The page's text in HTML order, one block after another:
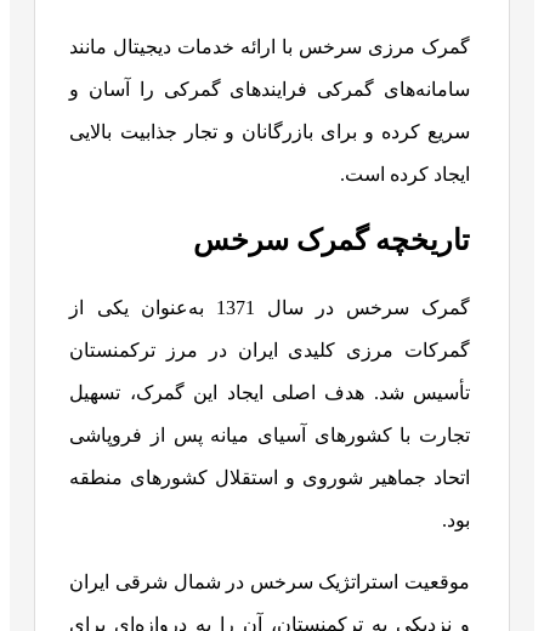
گمرک مرزی سرخس با ارائه خدمات دیجیتال مانند
سامانه‌های گمرکی فرایندهای گمرکی را آسان و
سریع کرده و برای بازرگانان و تجار جذابیت بالایی
ایجاد کرده است.
تاریخچه گمرک سرخس
گمرک سرخس در سال 1371 به‌عنوان یکی از
گمرکات مرزی کلیدی ایران در مرز ترکمنستان
تأسیس شد. هدف اصلی ایجاد این گمرک، تسهیل
تجارت با کشورهای آسیای میانه پس از فروپاشی
اتحاد جماهیر شوروی و استقلال کشورهای منطقه
بود.
موقعیت استراتژیک سرخس در شمال شرقی ایران
و نزدیکی به ترکمنستان، آن را به دروازه‌ای برای